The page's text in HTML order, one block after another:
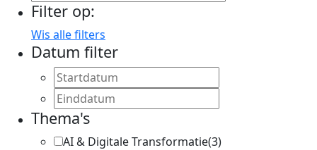
Filter op:
Wis alle filters
Datum filter
Thema's
AI & Digitale Transformatie(3)